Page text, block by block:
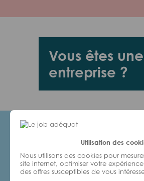
Utilisation des
Nous utilisons des cookies pour
site internet, optimiser votre
des offres susceptibles de vous
Vous êtes une
entreprise ?